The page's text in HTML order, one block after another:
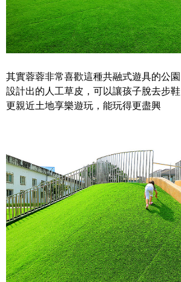
其實蓉蓉非常喜歡這種共融式遊具的公園
設計出的人工草皮，可以讓孩子脫去步鞋
更親近土地享樂遊玩，能玩得更盡興